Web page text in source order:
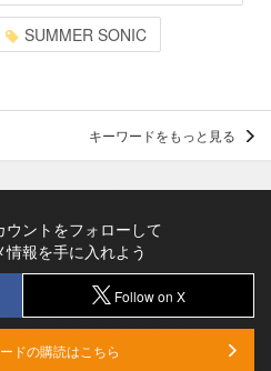
SUMMER SONIC
キーワードをもっと見る
ウントをフォローして
報を手に入れよう
Follow on X
ドの購読はこちら